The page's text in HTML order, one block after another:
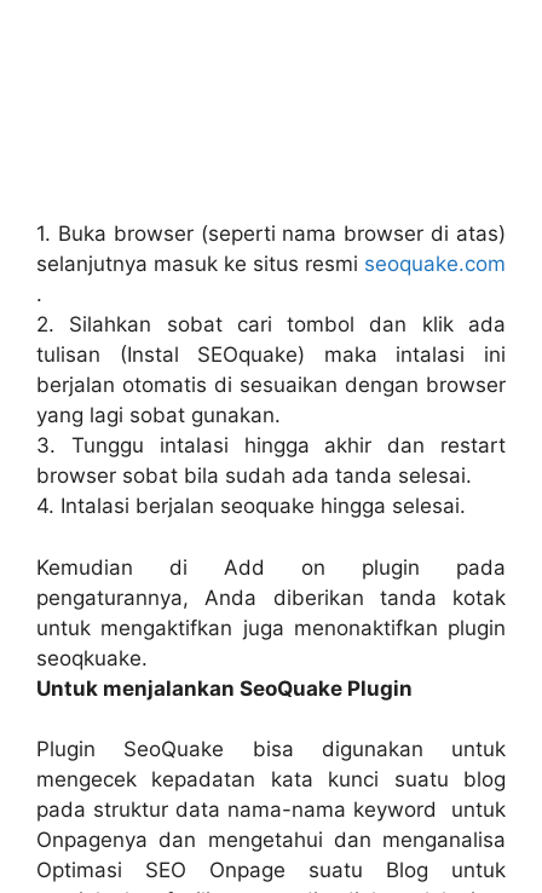
1. Buka browser (seperti nama browser di atas)
selanjutnya masuk ke situs resmi seoquake.com
.
2. Silahkan sobat cari tombol dan klik ada
tulisan (Instal SEOquake) maka intalasi ini
berjalan otomatis di sesuaikan dengan browser
yang lagi sobat gunakan.
3. Tunggu intalasi hingga akhir dan restart
browser sobat bila sudah ada tanda selesai.
4. Intalasi berjalan seoquake hingga selesai.
Kemudian di Add on plugin pada
pengaturannya, Anda diberikan tanda kotak
untuk mengaktifkan juga menonaktifkan plugin
seoqkuake.
Untuk menjalankan SeoQuake Plugin
Plugin SeoQuake bisa digunakan untuk
mengecek kepadatan kata kunci suatu blog
pada struktur data nama-nama keyword untuk
Onpagenya dan mengetahui dan menganalisa
Optimasi SEO Onpage suatu Blog untuk